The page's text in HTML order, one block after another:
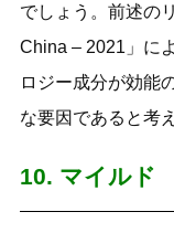
でしょう。前述の
China – 2021」に
ロジー成分が効能
な要因であると考
10. マイルド